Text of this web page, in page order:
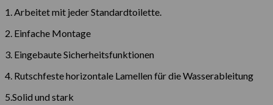
1. Arbeitet mit jeder Standardtoilette.
2. Einfache Montage
3. Eingebaute Sicherheitsfunktionen
4. Rutschfeste horizontale Lamellen für die Wasserableitung
5.Solid und stark